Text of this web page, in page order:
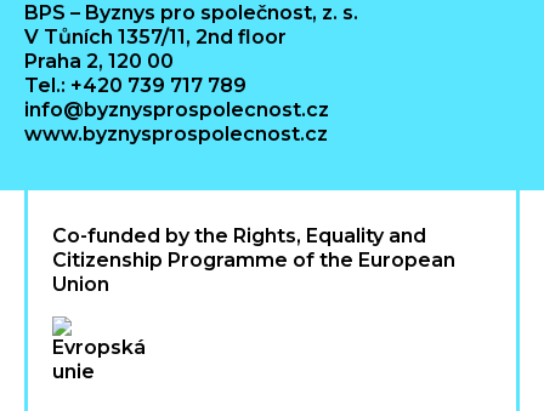
BPS – Byznys pro společnost, z. s.
V Tůních 1357/11, 2nd floor
Praha 2, 120 00
Tel.: +420 739 717 789
info@byznysprospolecnost.cz
www.byznysprospolecnost.cz
Co-funded by the Rights, Equality and
Citizenship Programme of the European
Union